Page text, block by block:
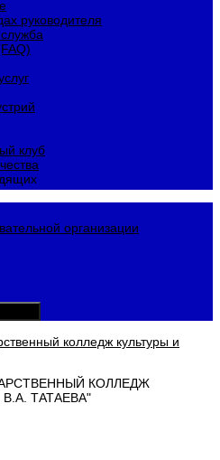
руководителя
клуб
организации
КОЛЛЕДЖ
ТАТАЕВА"